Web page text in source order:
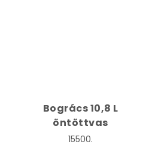
Bogrács 10,8 L
öntöttvas
15500.